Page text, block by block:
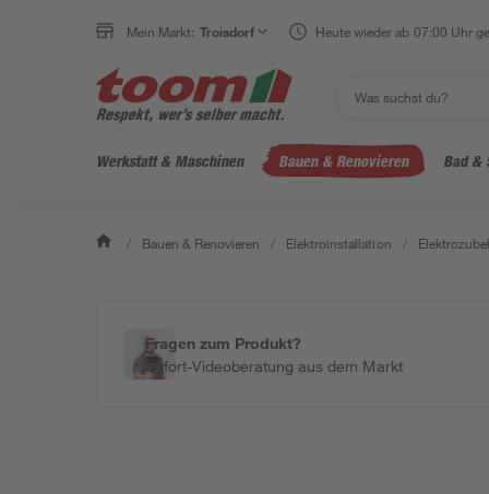
Mein Markt: Troisdorf Heute wieder ab 07:00 Uhr
Werkstatt & Maschinen Bauen & Renovieren Bad &
/ Bauen & Renovieren / Elektroinstallation /
Fragen zum Produkt?
Sofort-Videoberatung aus dem Markt